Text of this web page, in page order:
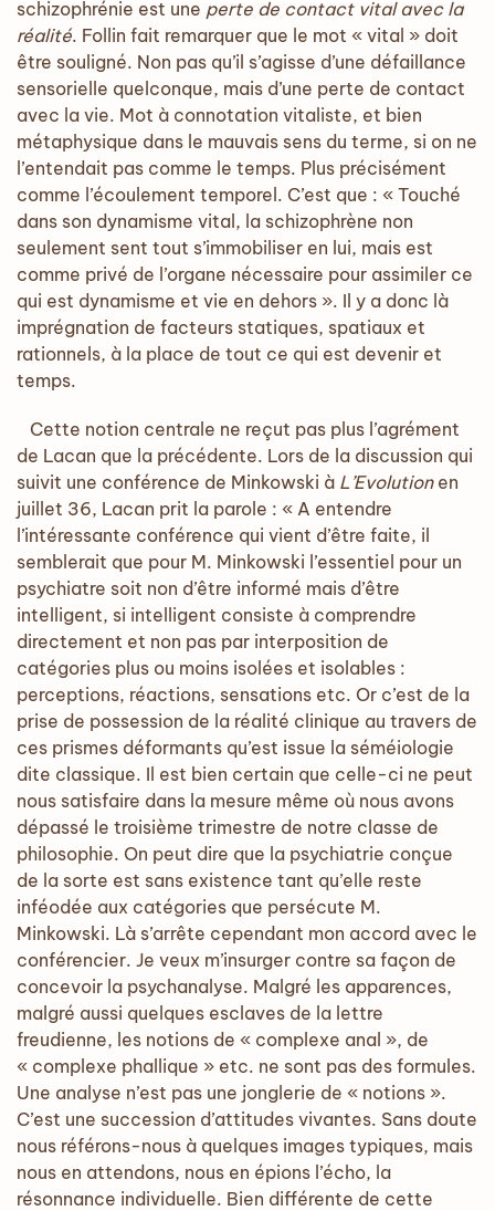
schizophrénie est une perte de contact vital avec la
réalité. Follin fait remarquer que le mot « vital » doit
être souligné. Non pas qu’il s’agisse d’une défaillance
sensorielle quelconque, mais d’une perte de contact
avec la vie. Mot à connotation vitaliste, et bien
métaphysique dans le mauvais sens du terme, si on ne
l’entendait pas comme le temps. Plus précisément
comme l’écoulement temporel. C’est que : « Touché
dans son dynamisme vital, la schizophrène non
seulement sent tout s’immobiliser en lui, mais est
comme privé de l’organe nécessaire pour assimiler ce
qui est dynamisme et vie en dehors ». Il y a donc là
imprégnation de facteurs statiques, spatiaux et
rationnels, à la place de tout ce qui est devenir et
temps.
Cette notion centrale ne reçut pas plus l’agrément
de Lacan que la précédente. Lors de la discussion qui
suivit une conférence de Minkowski à L’Evolutionen
juillet 36, Lacan prit la parole : « A entendre
l’intéressante conférence qui vient d’être faite, il
semblerait que pour M. Minkowski l’essentiel pour un
psychiatre soit non d’être informé mais d’être
intelligent, si intelligent consiste à comprendre
directement et non pas par interposition de
catégories plus ou moins isolées et isolables :
perceptions, réactions, sensations etc. Or c’est de la
prise de possession de la réalité clinique au travers de
ces prismes déformants qu’est issue la séméiologie
dite classique. Il est bien certain que celle-ci ne peut
nous satisfaire dans la mesure même où nous avons
dépassé le troisième trimestre de notre classe de
philosophie. On peut dire que la psychiatrie conçue
de la sorte est sans existence tant qu’elle reste
inféodée aux catégories que persécute M.
Minkowski. Là s’arrête cependant mon accord avec le
conférencier. Je veux m’insurger contre sa façon de
concevoir la psychanalyse. Malgré les apparences,
malgré aussi quelques esclaves de la lettre
freudienne, les notions de « complexe anal », de
« complexe phallique » etc. ne sont pas des formules.
Une analyse n’est pas une jonglerie de « notions ».
C’est une succession d’attitudes vivantes. Sans doute
nous référons-nous à quelques images typiques, mais
nous en attendons, nous en épions l’écho, la
résonnance individuelle. Bien différente de cette